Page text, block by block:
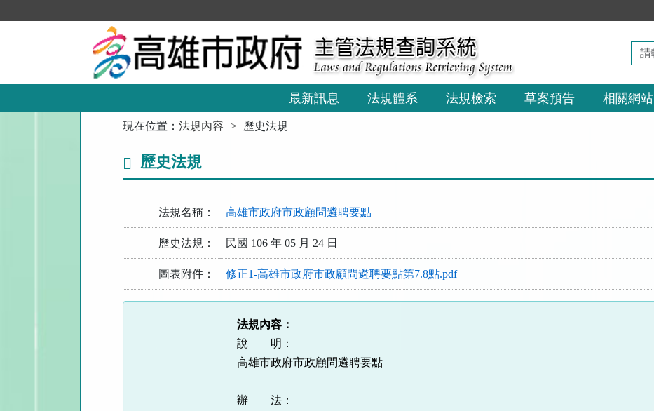
到
請
輸
入
關
鍵
最新訊息 法規體系 法規檢索 草案預告 相關網站
現在位置：法規內容 歷史法規
歷史法規
法規名稱： 高雄市政府市政顧問遴聘要點
歷史法規： 民國 106 年 05 月 24 日
圖表附件： 修正1-高雄市政府市政顧問遴聘要點第7.8點.pdf
法規內容：
說 明：
高雄市政府市政顧問遴聘要點
辦 法：